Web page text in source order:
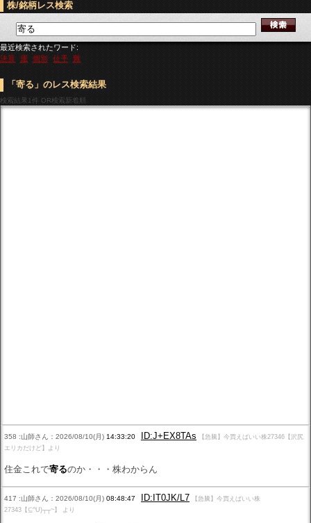
株/銘柄レス検索
最近検索されたワード:
決算 運 個別 仕手 難
「寄る」のレス検索結果
検索結果1件 OR検索新着順
358 :山師さん：2026/08/10(月) 14:33:20 ID:J+EX8TAs
【急騰】今買えばいい株27346【沢尻
エリカだけど】より
住金これで寄るのか・・・株わからん
417 :山師さん：2026/08/10(月) 08:48:47 ID:IT0JK/L7
【急騰】今買えばいい株
27343【⊆^U)┬┬~】 より